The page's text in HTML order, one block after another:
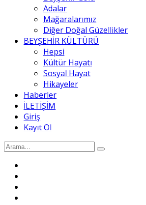
Adalar
Mağaralarımız
Diğer Doğal Güzellikler
BEYŞEHİR KÜLTÜRÜ
Hepsi
Kültür Hayatı
Sosyal Hayat
Hikayeler
Haberler
İLETİŞİM
Giriş
Kayıt Ol